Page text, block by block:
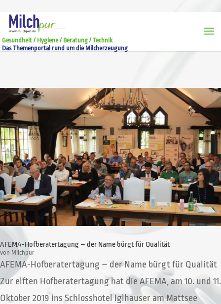
Gesundheit / Hygiene / Beratung / Technik
Das Themenportal rund um die Milcherzeugung
AFEMA-Hofberatertagung – der Name bürgt für Qualität
von Milchpur
AFEMA-Hofberatertagung – der Name bürgt für Qualität
Zur elften Hofberatertagung hat die AFEMA, am 10. und 11.
Oktober 2019 ins Schlosshotel Iglhauser am Mattsee